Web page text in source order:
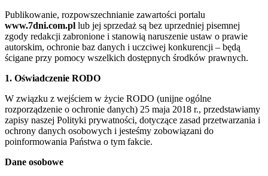
Publikowanie, rozpowszechnianie zawartości portalu
www.7dni.com.pl lub jej sprzedaż są bez uprzedniej pisemnej
zgody redakcji zabronione i stanowią naruszenie ustaw o prawie
autorskim, ochronie baz danych i uczciwej konkurencji – będą
ścigane przy pomocy wszelkich dostępnych środków prawnych.
1. Oświadczenie RODO
W związku z wejściem w życie RODO (unijne ogólne
rozporządzenie o ochronie danych) 25 maja 2018 r., przedstawiamy
zapisy naszej Polityki prywatności, dotyczące zasad przetwarzania i
ochrony danych osobowych i jesteśmy zobowiązani do
poinformowania Państwa o tym fakcie.
Dane osobowe